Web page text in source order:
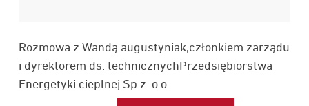
Rozmowa z Wandą augustyniak,członkiem zarządu
i dyrektorem ds. technicznychPrzedsiębiorstwa
Energetyki cieplnej Sp z. o.o.